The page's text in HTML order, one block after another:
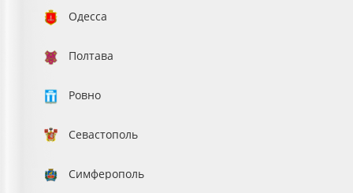
Одесса
Полтава
Ровно
Севастополь
Симферополь